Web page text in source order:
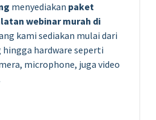
menyediakan paket
webinar murah di
kami sediakan mulai dari
hardware seperti
microphone, juga video